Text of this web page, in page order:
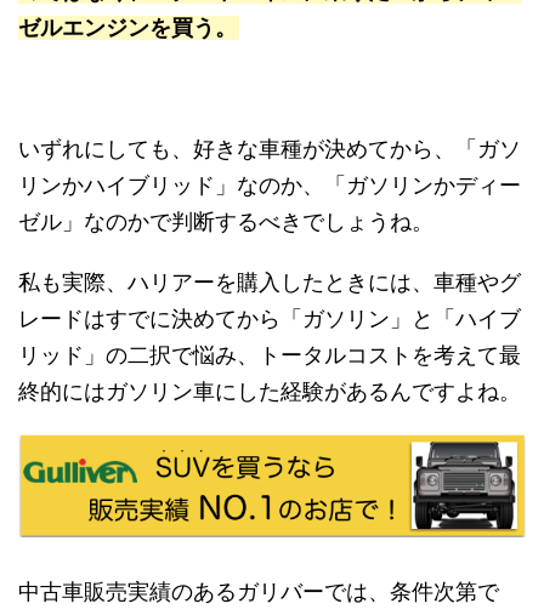
ゼルエンジンを買う。
いずれにしても、好きな車種が決めてから、「ガソ
リンかハイブリッド」なのか、「ガソリンかディー
ゼル」なのかで判断するべきでしょうね。
私も実際、ハリアーを購入したときには、車種やグ
レードはすでに決めてから「ガソリン」と「ハイブ
リッド」の二択で悩み、トータルコストを考えて最
終的にはガソリン車にした経験があるんですよね。
中古車販売実績のあるガリバーでは、条件次第で